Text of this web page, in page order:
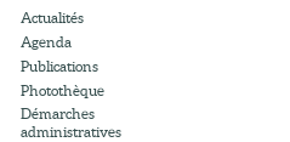
Actualités
Agenda
Publications
Photothèque
Démarches
administratives